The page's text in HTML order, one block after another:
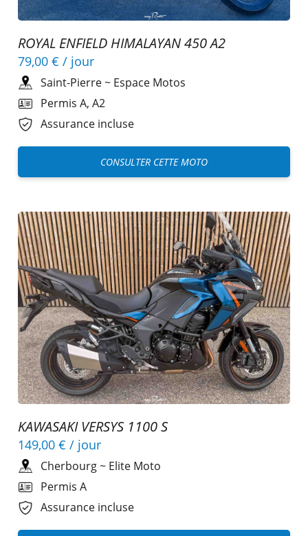
ROYAL ENFIELD HIMALAYAN 450 A2
79,00 € / jour
Saint-Pierre~ Espace Motos
Permis A, A2
Assurance incluse
CONSULTER CETTE MOTO
KAWASAKI VERSYS 1100 S
149,00 € / jour
Cherbourg~ Elite Moto
Permis A
Assurance incluse